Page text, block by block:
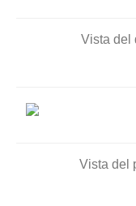
Vista del
Vista del